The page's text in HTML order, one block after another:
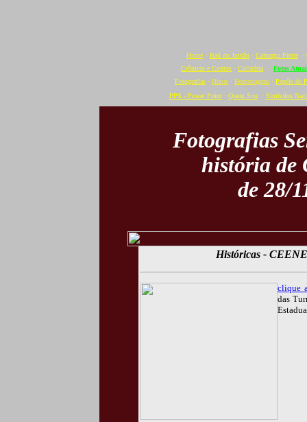
Home · Baú do Jordão · Camargo Freire ·
Crônicas e Contos · Culinária · Fotos
Fotografias · Hinos · Homenagens · Papéis de
PPS - Power Point· Quem Sou· Símbolos
Fotografias
história de
de 28/
Históricas -
clique
das